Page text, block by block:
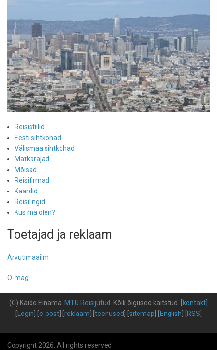
Reisistiilid
Eesti sihtkohad
Välismaa sihtkohad
Matkarajad
Mõisad
Reisifirmad
Kaardid
Reisilingid
Kus ma olen?
Toetajad ja reklaam
Arvutimaailm
O-mag
(C) Kaido Einama, MTÜ Reisijutud. Kõik õigused kaitstud. kontakt
Login e-post] [ reklaam teenused sitemap English RSS
Copyright 2026. All rights reserved